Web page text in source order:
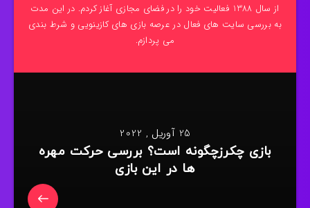
از سال 1388 فعالیت خود را در فضای مجازی آغاز کردم. در این مدت
به بررسی سایت های فعال در عرصه بازی های کازینویی و شرط بندی
می پردازم.
25 آوریل , 2022
بازی چکرزچگونه است؟ بررسی حرکت مهره
ها در این بازی